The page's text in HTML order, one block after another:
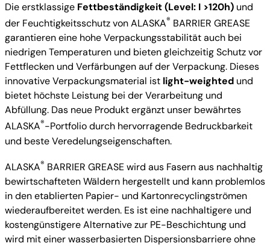
Die erstklassige Fettbeständigkeit (Level: I >120h) und
der Feuchtigkeitsschutz von ALASKA® BARRIER GREASE
garantieren eine hohe Verpackungsstabilität auch bei
niedrigen Temperaturen und bieten gleichzeitig Schutz vor
Fettflecken und Verfärbungen auf der Verpackung. Dieses
innovative Verpackungsmaterial ist light-weighted und
bietet höchste Leistung bei der Verarbeitung und
Abfüllung. Das neue Produkt ergänzt unser bewährtes
ALASKA®-Portfolio durch hervorragende Bedruckbarkeit
und beste Veredelungseigenschaften.
ALASKA® BARRIER GREASE wird aus Fasern aus nachhaltig
bewirtschafteten Wäldern hergestellt und kann problemlos
in den etablierten Papier- und Kartonrecyclingströmen
wiederaufbereitet werden. Es ist eine nachhaltigere und
kostengünstigere Alternative zur PE-Beschichtung und
wird mit einer wasserbasierten Dispersionsbarriere ohne